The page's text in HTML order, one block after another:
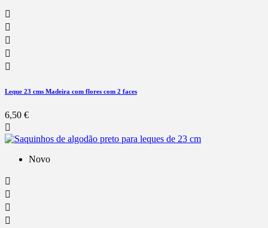





Leque 23 cms Madeira com flores com 2 faces
6,50 €

Novo



